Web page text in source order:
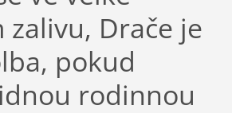
Drače je
pokud
rodinnou